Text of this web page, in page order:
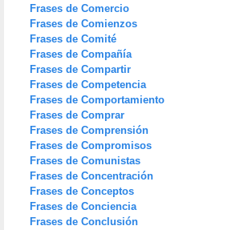
Frases de Comercio
Frases de Comienzos
Frases de Comité
Frases de Compañía
Frases de Compartir
Frases de Competencia
Frases de Comportamiento
Frases de Comprar
Frases de Comprensión
Frases de Compromisos
Frases de Comunistas
Frases de Concentración
Frases de Conceptos
Frases de Conciencia
Frases de Conclusión